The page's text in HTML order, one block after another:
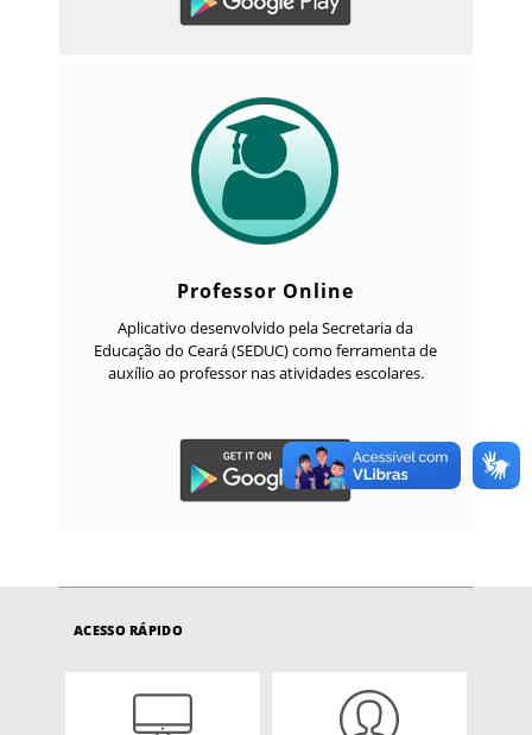
Professor Online
Aplicativo desenvolvido pela Secretaria da
Educação do Ceará (SEDUC) como ferramenta de
auxílio ao professor nas atividades escolares.
ACESSO RÁPIDO